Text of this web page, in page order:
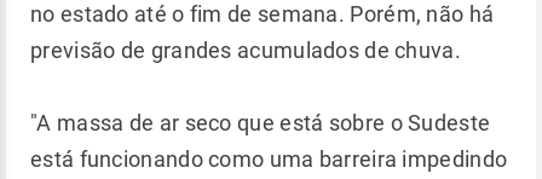
no estado até o fim de semana. Porém, não há
previsão de grandes acumulados de chuva.
"A massa de ar seco que está sobre o Sudeste
está funcionando como uma barreira impedindo